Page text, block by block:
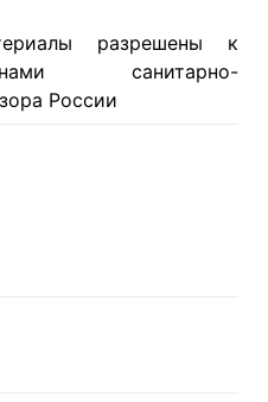
разрешены к
санитарно-
России